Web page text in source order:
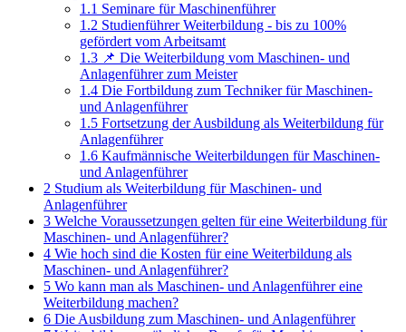
1.1 Seminare für Maschinenführer
1.2 Studienführer Weiterbildung - bis zu 100%
gefördert vom Arbeitsamt
1.3 📌 Die Weiterbildung vom Maschinen- und
Anlagenführer zum Meister
1.4 Die Fortbildung zum Techniker für Maschinen-
und Anlagenführer
1.5 Fortsetzung der Ausbildung als Weiterbildung für
Anlagenführer
1.6 Kaufmännische Weiterbildungen für Maschinen-
und Anlagenführer
2 Studium als Weiterbildung für Maschinen- und
Anlagenführer
3 Welche Voraussetzungen gelten für eine Weiterbildung für
Maschinen- und Anlagenführer?
4 Wie hoch sind die Kosten für eine Weiterbildung als
Maschinen- und Anlagenführer?
5 Wo kann man als Maschinen- und Anlagenführer eine
Weiterbildung machen?
6 Die Ausbildung zum Maschinen- und Anlagenführer